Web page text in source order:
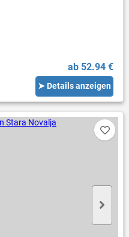
ab 52.94 €
➤ Details anzeigen